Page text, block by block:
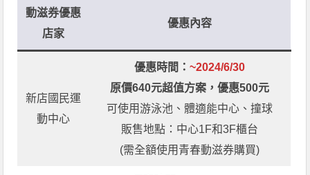
動滋券優惠
店家
優惠內容
新店國民運
動中心
優惠時間：~2024/6/30
原價640元超值方案，優惠500元
可使用游泳池、體適能中心、撞球
販售地點：中心1F和3F櫃台
(需全額使用青春動滋券購買)